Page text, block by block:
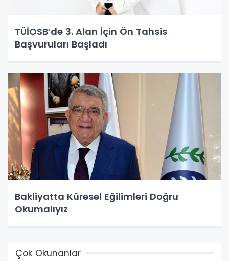
TÜİOSB’de 3. Alan İçin Ön Tahsis
Başvuruları Başladı
Bakliyatta Küresel Eğilimleri Doğru
Okumalıyız
Çok Okunanlar